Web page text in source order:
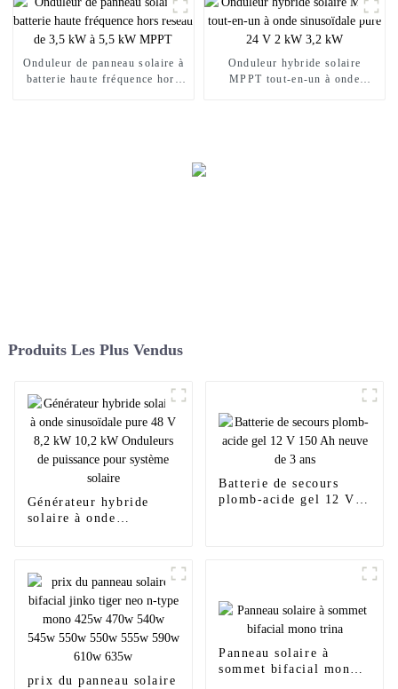
Onduleur de panneau solaire à
batterie haute fréquence hors
Onduleur hybride solaire
MPPT tout-en-un à onde
Produits Les Plus Vendus
Générateur hybride
solaire à onde
Onduleurs de puissance
pour système solaire
Batterie de secours
plomb-acide gel 12 V
prix du panneau solaire
Panneau solaire à
sommet bifacial mono